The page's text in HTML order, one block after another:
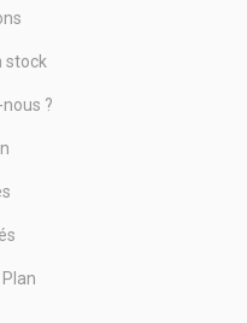
stock
?